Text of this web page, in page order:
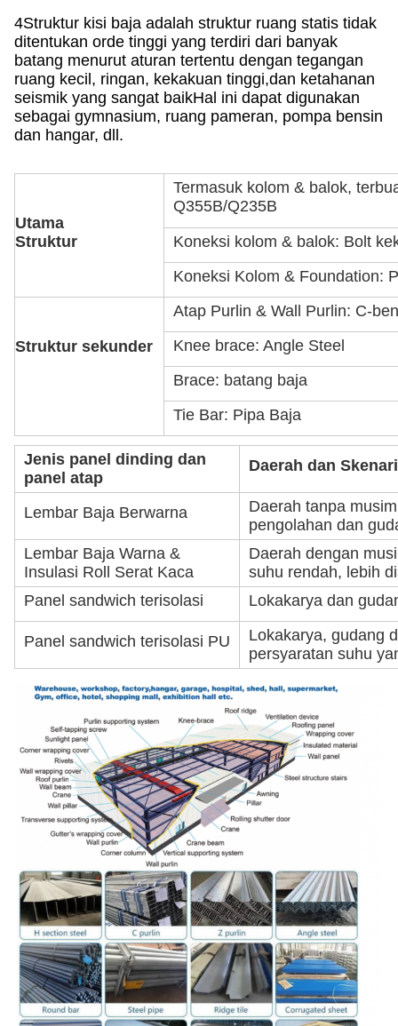
4Struktur kisi baja adalah struktur ruang statis tidak
ditentukan orde tinggi yang terdiri dari banyak
batang menurut aturan tertentu dengan tegangan
ruang kecil, ringan, kekakuan tinggi,dan ketahanan
seismik yang sangat baikHal ini dapat digunakan
sebagai gymnasium, ruang pameran, pompa bensin
dan hangar, dll.
Utama
Struktur
Termasuk kolom & balok,
Q355B/Q235B
Koneksi kolom & balok: Bolt
Koneksi Kolom & Foundation:
Struktur sekunder
Atap Purlin & Wall Purlin: C-
Knee brace: Angle Steel
Brace: batang baja
Tie Bar: Pipa Baja
Jenis panel dinding dan
panel atap
Daerah dan
Lembar Baja Berwarna
Daerah tanpa
pengolahan dan
Lembar Baja Warna &
Insulasi Roll Serat Kaca
Daerah dengan
suhu rendah, lebih
Panel sandwich terisolasi
Lokakarya dan
Panel sandwich terisolasi PU
Lokakarya, gudang
persyaratan suhu